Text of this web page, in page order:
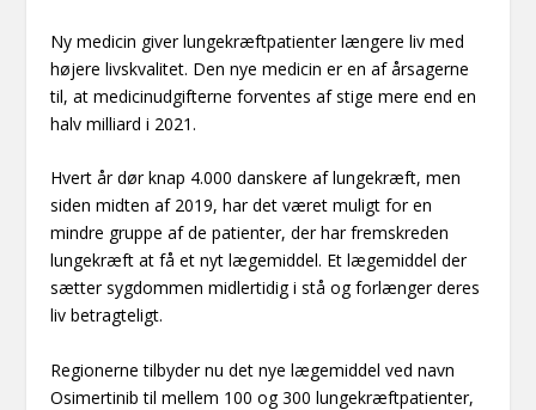
Ny medicin giver lungekræftpatienter længere liv med
højere livskvalitet. Den nye medicin er en af årsagerne
til, at medicinudgifterne forventes af stige mere end en
halv milliard i 2021.
Hvert år dør knap 4.000 danskere af lungekræft, men
siden midten af 2019, har det været muligt for en
mindre gruppe af de patienter, der har fremskreden
lungekræft at få et nyt lægemiddel. Et lægemiddel der
sætter sygdommen midlertidig i stå og forlænger deres
liv betragteligt.
Regionerne tilbyder nu det nye lægemiddel ved navn
Osimertinib til mellem 100 og 300 lungekræftpatienter,